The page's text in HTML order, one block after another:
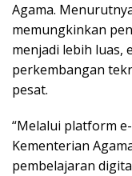
Agama.
memungkinkan
menjadi lebih luas,
perkembangan
pesat.
“Melalui platform
Kementerian
pembelajaran